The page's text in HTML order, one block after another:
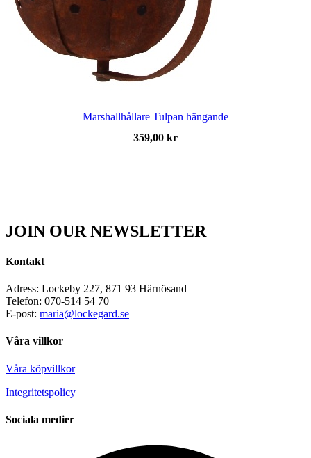
Marshallhållare Tulpan hängande
359,00 kr
JOIN OUR NEWSLETTER
Kontakt
Adress: Lockeby 227, 871 93 Härnösand
Telefon: 070-514 54 70
E-post: maria@lockegard.se
Våra villkor
Våra köpvillkor
Integritetspolicy
Sociala medier